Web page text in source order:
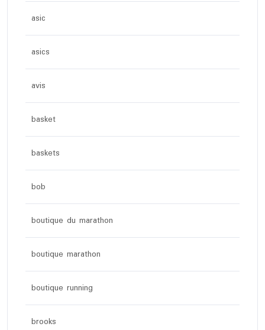
asic
asics
avis
basket
baskets
bob
boutique du marathon
boutique marathon
boutique running
brooks